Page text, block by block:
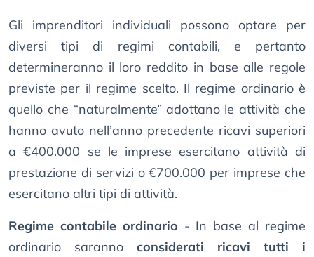
Gli imprenditori individuali possono optare per
diversi tipi di regimi contabili, e pertanto
determineranno il loro reddito in base alle regole
previste per il regime scelto. Il regime ordinario è
quello che “naturalmente” adottano le attività che
hanno avuto nell’anno precedente ricavi superiori
a €400.000 se le imprese esercitano attività di
prestazione di servizi o €700.000 per imprese che
esercitano altri tipi di attività.
Regime contabile ordinario - In base al regime
ordinario saranno considerati ricavi tutti i